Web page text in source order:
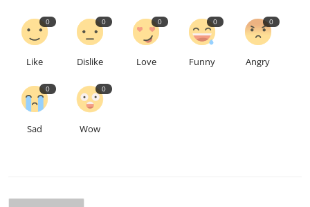
0
Like
0
Dislike
0
Love
0
Funny
0
Angry
0
Sad
0
Wow